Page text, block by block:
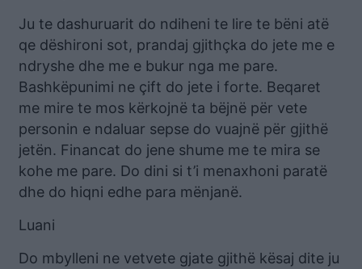
Ju te dashuruarit do ndiheni te lire te bëni atë
qe dëshironi sot, prandaj gjithçka do jete me e
ndryshe dhe me e bukur nga me pare.
Bashkëpunimi ne çift do jete i forte. Beqaret
me mire te mos kërkojnë ta bëjnë për vete
personin e ndaluar sepse do vuajnë për gjithë
jetën. Financat do jene shume me te mira se
kohe me pare. Do dini si t’i menaxhoni paratë
dhe do hiqni edhe para mënjanë.
Luani
Do mbylleni ne vetvete gjate gjithë kësaj dite ju